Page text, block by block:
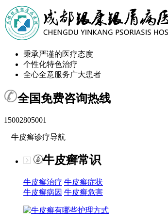
秉承严谨的医疗态度
个性化特色治疗
全心全意服务广大患者
全国免费咨询热线
15002805001
牛皮癣诊疗导航
牛皮癣常识
牛皮癣治疗 牛皮癣症状
牛皮癣病因 牛皮癣危害